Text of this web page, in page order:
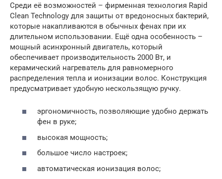
Среди её возможностей – фирменная технология Rapid
Clean Technology для защиты от вредоносных бактерий,
которые накапливаются в обычных фенах при их
длительном использовании. Ещё одна особенность –
мощный асинхронный двигатель, который
обеспечивает производительность 2000 Вт, и
керамический нагреватель для равномерного
распределения тепла и ионизации волос. Конструкция
предусматривает удобную нескользящую ручку.
эргономичность, позволяющие удобно держать
фен в руке;
высокая мощность;
большое число настроек;
автоматическая ионизация волос;